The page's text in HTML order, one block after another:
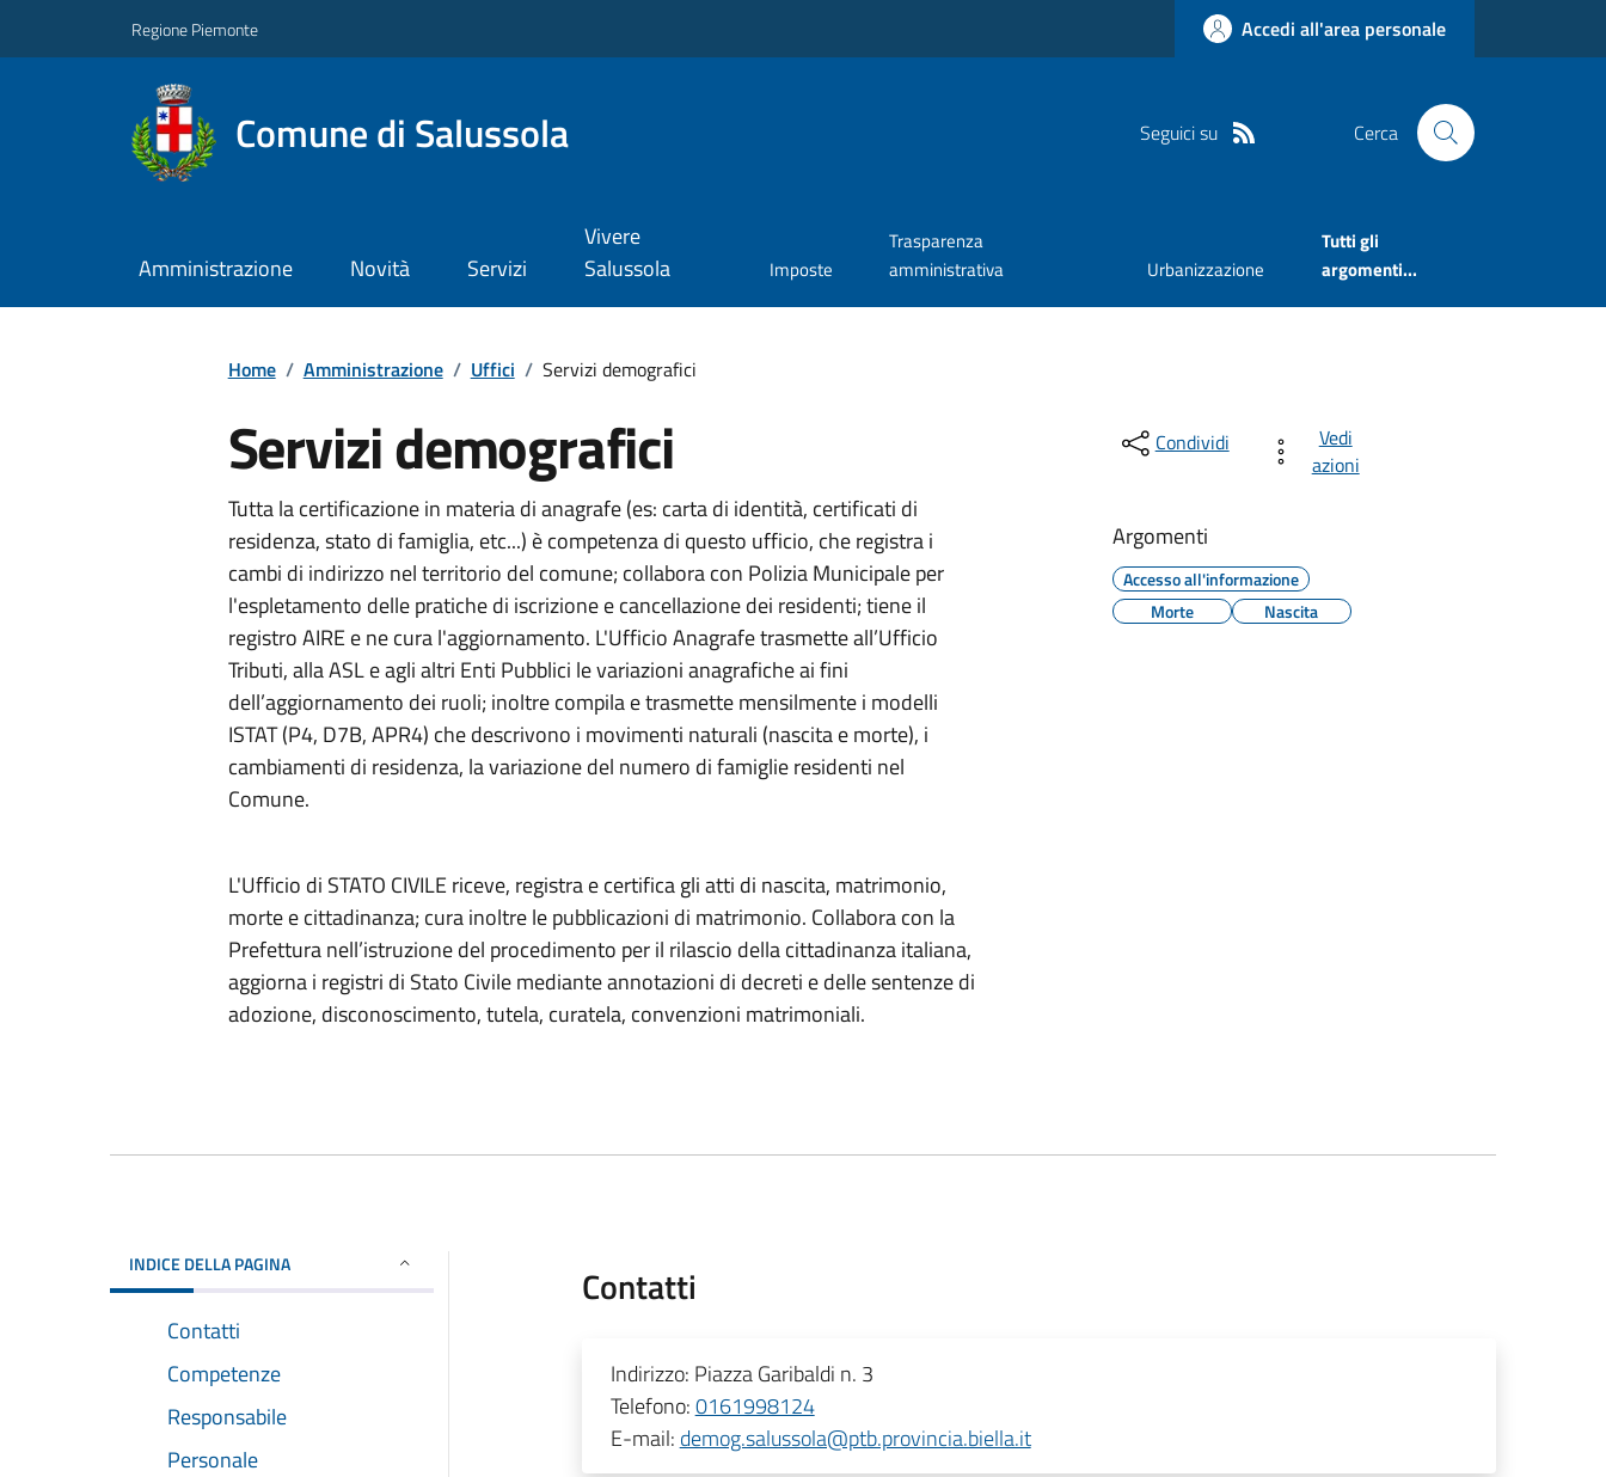
Regione Piemonte Accedi all'area personale
Comune di Salussola Seguici su Cerca
Amministrazione Novità Servizi
Vivere
Salussola
Imposte
Trasparenza
amministrativa
Urbanizzazione
Tutti gli
argomenti...
Home / Amministrazione / Uffici / Servizi demografici
Servizi demografici
Tutta la certificazione in materia di anagrafe (es: carta di identità, certificati di
residenza, stato di famiglia, etc...) è competenza di questo ufficio, che registra i
cambi di indirizzo nel territorio del comune; collabora con Polizia Municipale per
l'espletamento delle pratiche di iscrizione e cancellazione dei residenti; tiene il
registro AIRE e ne cura l'aggiornamento. L'Ufficio Anagrafe trasmette all’Ufficio
Tributi, alla ASL e agli altri Enti Pubblici le variazioni anagrafiche ai fini
dell’aggiornamento dei ruoli; inoltre compila e trasmette mensilmente i modelli
ISTAT (P4, D7B, APR4) che descrivono i movimenti naturali (nascita e morte), i
cambiamenti di residenza, la variazione del numero di famiglie residenti nel
Comune.
L'Ufficio di STATO CIVILE riceve, registra e certifica gli atti di nascita, matrimonio,
morte e cittadinanza; cura inoltre le pubblicazioni di matrimonio. Collabora con la
Prefettura nell’istruzione del procedimento per il rilascio della cittadinanza italiana,
aggiorna i registri di Stato Civile mediante annotazioni di decreti e delle sentenze di
adozione, disconoscimento, tutela, curatela, convenzioni matrimoniali.
Condividi
Vedi
azioni
Argomenti
Accesso all'informazione
Morte
Nascita
INDICE DELLA PAGINA
Contatti
Competenze
Responsabile
Personale
Contatti
Indirizzo: Piazza Garibaldi n. 3
Telefono:0161998124
E-mail: demog.salussola@ptb.provincia.biella.it